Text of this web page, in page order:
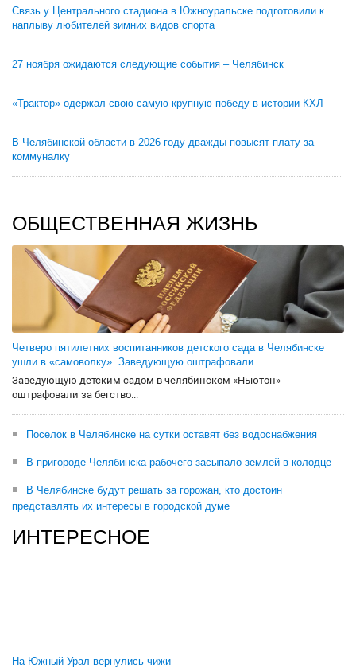
Связь у Центрального стадиона в Южноуральске подготовили к
наплыву любителей зимних видов спорта
27 ноября ожидаются следующие события – Челябинск
«Трактор» одержал свою самую крупную победу в истории КХЛ
В Челябинской области в 2026 году дважды повысят плату за
коммуналку
ОБЩЕСТВЕННАЯ ЖИЗНЬ
Четверо пятилетних воспитанников детского сада в Челябинске
ушли в «самоволку». Заведующую оштрафовали
Заведующую детским садом в челябинском «Ньютон»
оштрафовали за бегство...
Поселок в Челябинске на сутки оставят без водоснабжения
В пригороде Челябинска рабочего засыпало землей в колодце
В Челябинске будут решать за горожан, кто достоин
представлять их интересы в городской думе
ИНТЕРЕСНОЕ
На Южный Урал вернулись чижи